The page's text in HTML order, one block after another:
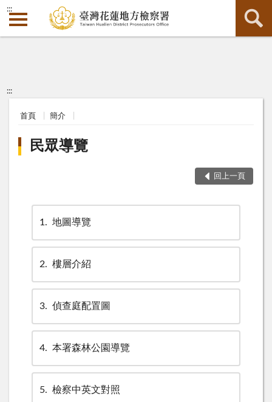
:::
:::
首頁 簡介
民眾導覽
回上一頁
1 地圖導覽
2 樓層介紹
3 偵查庭配置圖
4 本署森林公園導覽
5 檢察中英文對照